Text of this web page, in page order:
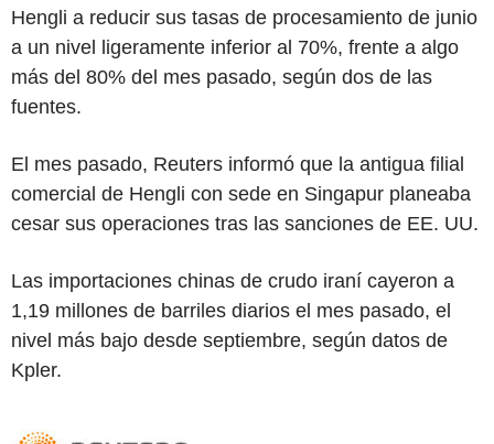
Hengli a reducir sus tasas de procesamiento de junio
a un nivel ligeramente inferior al 70%, frente a algo
más del 80% del mes pasado, según dos de las
fuentes.
El mes pasado, Reuters informó que la antigua filial
comercial de Hengli con sede en Singapur planeaba
cesar sus operaciones tras las sanciones de EE. UU.
Las importaciones chinas de crudo iraní cayeron a
1,19 millones de barriles diarios el mes pasado, el
nivel más bajo desde septiembre, según datos de
Kpler.